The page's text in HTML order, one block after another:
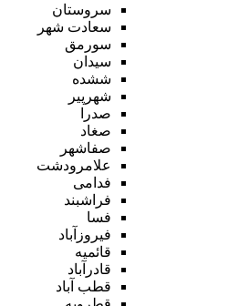
سروستان
سعادت شهر
سورمق
سیدان
ششده
شهرپیر
صدرا
صغاد
صفاشهر
علامرودشت
فدامی
فراشبند
فسا
فیروزآباد
قائمیه
قادرآباد
قطب آباد